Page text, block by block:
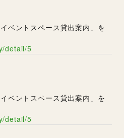
ベントスペース貸出案内」を
detail/5
ベントスペース貸出案内」を
detail/5